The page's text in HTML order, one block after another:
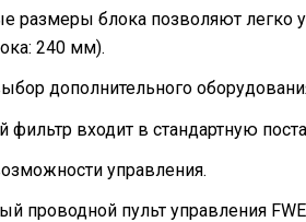
размеры блока позволяют легко
240 мм).
дополнительного
входит в стандартную
управления.
проводной пульт управления